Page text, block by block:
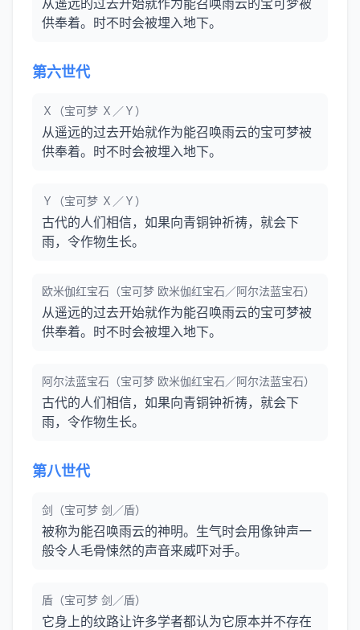
从遥远的过去开始就作为能召唤雨云的宝可梦被
供奉着。时不时会被埋入地下。
第六世代
Ｘ（宝可梦 Ｘ／Ｙ）
从遥远的过去开始就作为能召唤雨云的宝可梦被
供奉着。时不时会被埋入地下。
Ｙ（宝可梦 Ｘ／Ｙ）
古代的人们相信，如果向青铜钟祈祷，就会下
雨，令作物生长。
欧米伽红宝石（宝可梦 欧米伽红宝石／阿尔法蓝宝石）
从遥远的过去开始就作为能召唤雨云的宝可梦被
供奉着。时不时会被埋入地下。
阿尔法蓝宝石（宝可梦 欧米伽红宝石／阿尔法蓝宝石）
古代的人们相信，如果向青铜钟祈祷，就会下
雨，令作物生长。
第八世代
剑（宝可梦 剑／盾）
被称为能召唤雨云的神明。生气时会用像钟声一
般令人毛骨悚然的声音来威吓对手。
盾（宝可梦 剑／盾）
它身上的纹路让许多学者都认为它原本并不存在